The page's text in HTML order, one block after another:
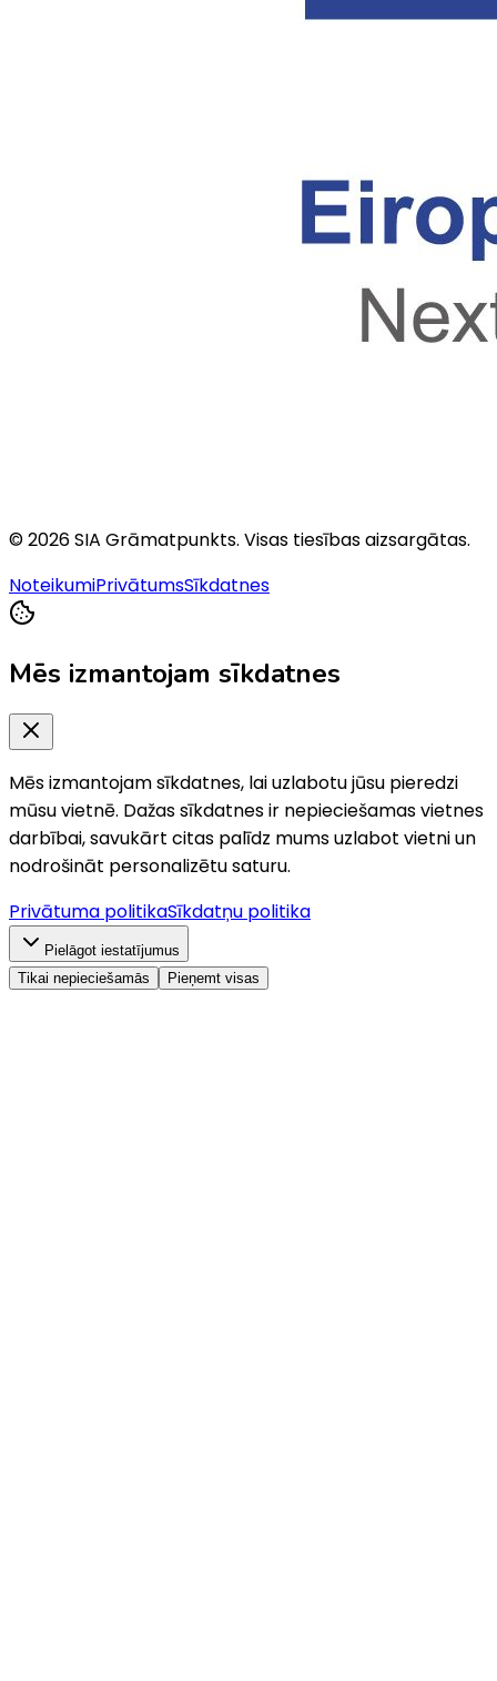
©2026SIA Grāmatpunkts. Visas tiesības aizsargātas.
NoteikumiPrivātumsSīkdatnes
Mēs izmantojam sīkdatnes
Mēs izmantojam sīkdatnes, lai uzlabotu jūsu pieredzi
mūsu vietnē. Dažas sīkdatnes ir nepieciešamas vietnes
darbībai, savukārt citas palīdz mums uzlabot vietni un
nodrošināt personalizētu saturu.
Privātuma politikaSīkdatņu politika
Pielāgot iestatījumus
Tikai nepieciešamās
Pieņemt visas